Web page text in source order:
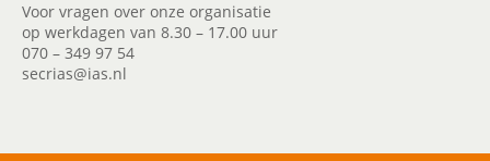
Voor vragen over onze organisatie
op werkdagen van 8.30 – 17.00 uur
070 – 349 97 54
secrias@ias.nl